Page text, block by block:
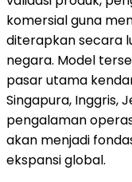
komersial guna
diterapkan secara
negara. Model
pasar utama
Singapura, Inggris,
pengalaman
akan menjadi
ekspansi global.